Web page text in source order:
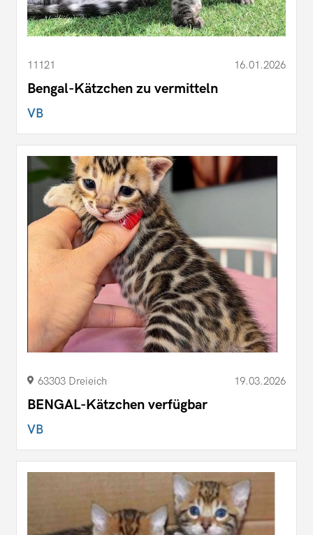
11121 16.01.2026
Bengal-Kätzchen zu vermitteln
VB
63303 Dreieich 19.03.2026
BENGAL-Kätzchen verfügbar
VB